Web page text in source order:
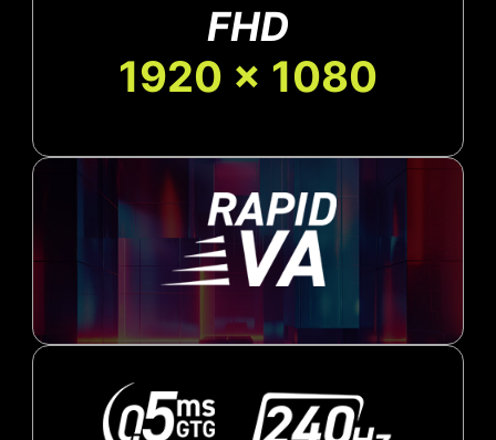
FHD
1920 x 1080